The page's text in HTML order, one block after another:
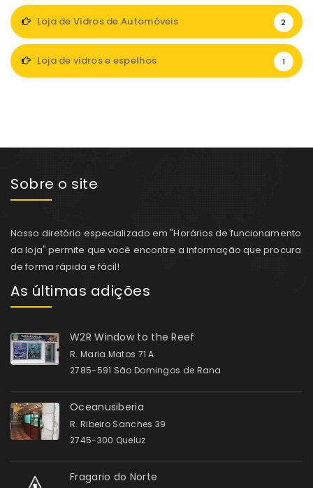
Loja de Vidros de Automóveis 2
Loja de vidros e espelhos 1
Sobre o site
Nosso diretório especializado em "Horários de funcionamento
da loja" permite que você encontre a informação que procura
de forma rápida e fácil!
As últimas adições
W2R Window to the Reef
R. Maria Matos 71 A
2785-591 São Domingos de Rana
Oceanusiberia
R. Ribeiro Sanches 39
2745-300 Queluz
Fragario do Norte